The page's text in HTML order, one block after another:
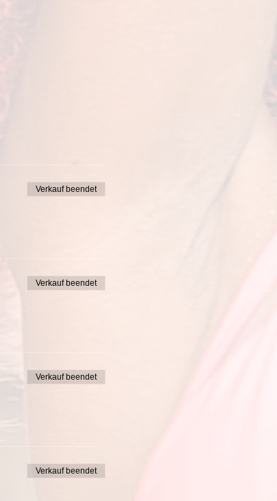
Verkauf beendet
Verkauf beendet
Verkauf beendet
Verkauf beendet